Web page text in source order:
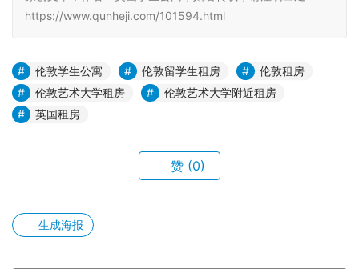
https://www.qunheji.com/101594.html
伦敦学生公寓 伦敦留学生租房
伦敦租房
伦敦艺术大学租房
伦敦艺术大学附近租房
英国租房
赞 (0)
生成海报